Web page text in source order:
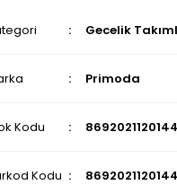
Gecelik
Primoda
Kodu 8692021120144
Kodu 8692021120144